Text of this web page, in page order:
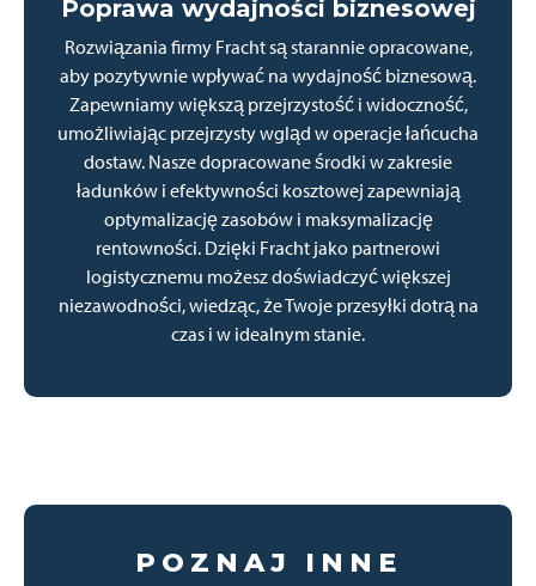
Poprawa wydajności biznesowej
Rozwiązania firmy Fracht są starannie opracowane,
aby pozytywnie wpływać na wydajność biznesową.
Zapewniamy większą przejrzystość i widoczność,
umożliwiając przejrzysty wgląd w operacje łańcucha
dostaw. Nasze dopracowane środki w zakresie
ładunków i efektywności kosztowej zapewniają
optymalizację zasobów i maksymalizację
rentowności. Dzięki Fracht jako partnerowi
logistycznemu możesz doświadczyć większej
niezawodności, wiedząc, że Twoje przesyłki dotrą na
czas i w idealnym stanie.
POZNAJ INNE